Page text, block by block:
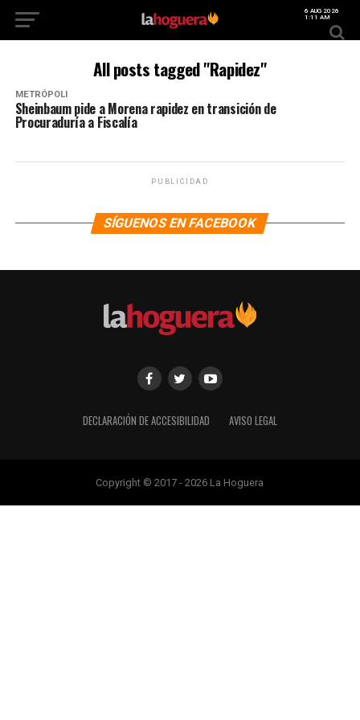
6 AUG 2026
1:11 AM
All posts tagged "Rapidez"
METRÓPOLI
Sheinbaum pide a Morena rapidez en transición de
Procuraduría a Fiscalía
PUBLICIDAD
SÍGUENOS EN FACEBOOK
DECLARACIÓN DE ACCESIBILIDAD AVISO LEGAL
Copyright © 2017 - 2026 La Hoguera